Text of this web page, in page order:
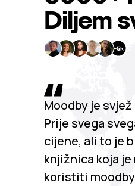
Moodby je
Prije svega
cijene, ali to je
knjižnica koja
koristiti
Diljem